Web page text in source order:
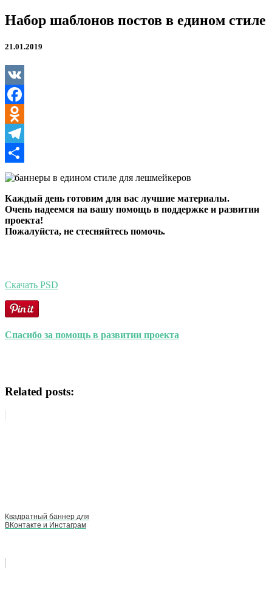
Набор
шаблонов
в
стиле
Набор шаблонов постов в едином стиле
21.01.2019
VK
Facebook
Odnoklassniki
Telegram
Отправить
Каждый день готовим для вас лучшие материалы.
Очень надеемся на вашу помощь в поддержке и развитии
проекта!
Пожалуйста, не стесняйтесь помочь.
Скачать PSD
Спасибо за помощь в развитии проекта
Related posts:
Квадратный баннер для
ВКонтакте и Инстаграм